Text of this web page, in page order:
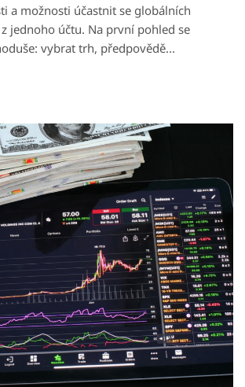
a možnosti účastnit se globálních
jednoho účtu. Na první pohled se
vybrat trh, předpovědě...